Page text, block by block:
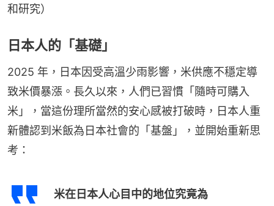
和研究）
日本人的「基礎」
2025 年，日本因受高溫少雨影響，米供應不穩定導
致米價暴漲。長久以來，人們已習慣「隨時可購入
米」，當這份理所當然的安心感被打破時，日本人重
新體認到米飯為日本社會的「基盤」，並開始重新思
考：
米在日本人心目中的地位究竟為